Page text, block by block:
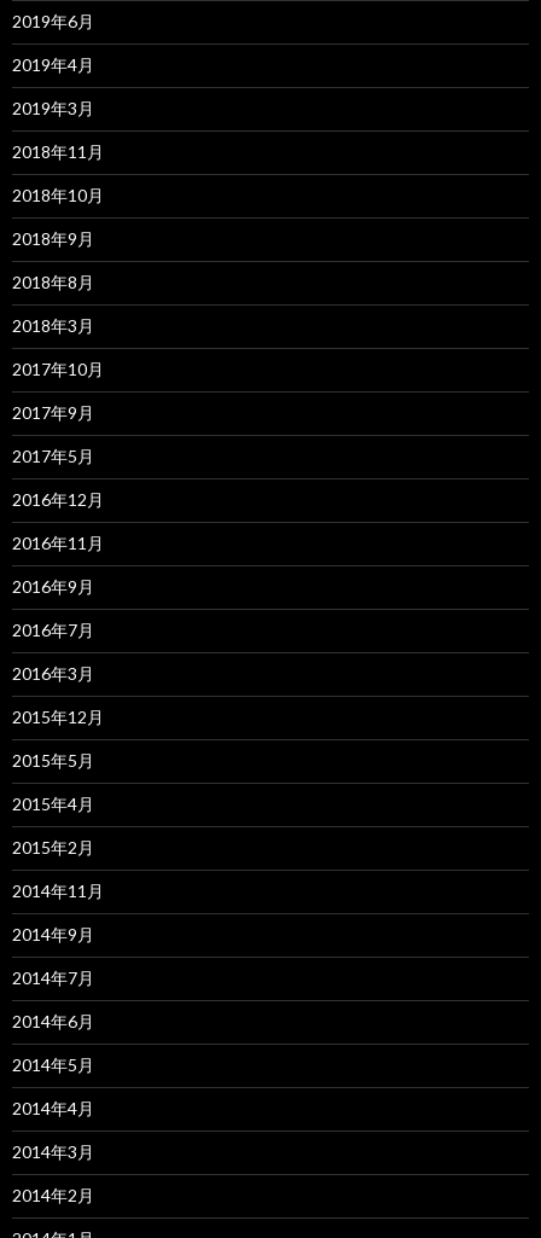
2019年6月
2019年4月
2019年3月
2018年11月
2018年10月
2018年9月
2018年8月
2018年3月
2017年10月
2017年9月
2017年5月
2016年12月
2016年11月
2016年9月
2016年7月
2016年3月
2015年12月
2015年5月
2015年4月
2015年2月
2014年11月
2014年9月
2014年7月
2014年6月
2014年5月
2014年4月
2014年3月
2014年2月